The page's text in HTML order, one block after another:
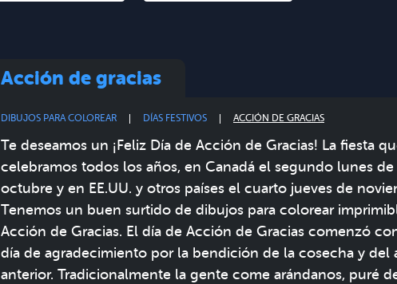
Acción de gracias
DIBUJOS PARA COLOREAR DÍAS FESTIVOS ACCIÓN DE GRACIAS
Te deseamos un ¡Feliz Día de Acción de Gracias! La fiesta
celebramos todos los años, en Canadá el segundo lunes de
octubre y en EE.UU. y otros países el cuarto jueves de
Tenemos un buen surtido de dibujos para colorear
Acción de Gracias. El día de Acción de Gracias comenzó
día de agradecimiento por la bendición de la cosecha y del
anterior. Tradicionalmente la gente come arándanos, puré